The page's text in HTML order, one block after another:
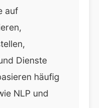
auf
Dienste
häufig
NLP und